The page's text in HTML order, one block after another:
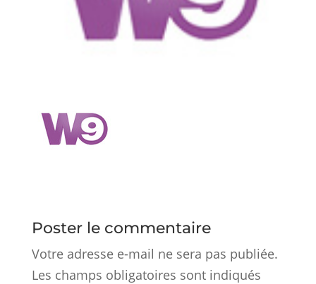
Poster le commentaire
Votre adresse e-mail ne sera pas publiée.
Les champs obligatoires sont indiqués